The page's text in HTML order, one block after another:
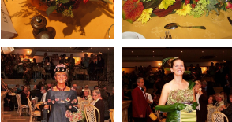
237_l Antwerpen 1 –
My Fair Lady
238_l Tournai – 40
ans, Age de
Plénitude et d
Accomplissement